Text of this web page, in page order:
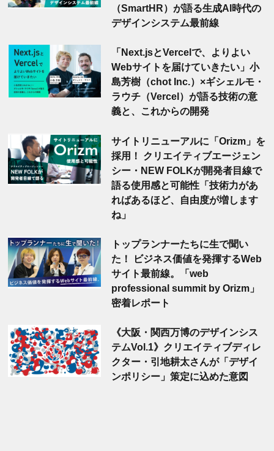
（SmartHR）が語る生成AI時代の
デザインシステム最前線
「Next.jsとVercelで、よりよい
Webサイトを届けていきたい」小
島芳樹（chot Inc.）×ギシェルモ・
ラウチ（Vercel）が語る技術の意
義と、これからの開発
サイトリニューアルに「Orizm」を
採用！ クリエイティブエージェン
シー・NEW FOLKが開発者目線で
語る使用感と可能性「技術力があ
ればあるほど、自由度が増します
ね」
トップランナーたちに生で聞い
た！ ビジネス価値を発揮するWeb
サイト最前線。「web
professional summit by Orizm」
密着レポート
《大阪・関西万博のデザインシス
テムVol.1》クリエイティブディレ
クター・引地耕太さんが「デザイ
ンポリシー」策定に込めた意図